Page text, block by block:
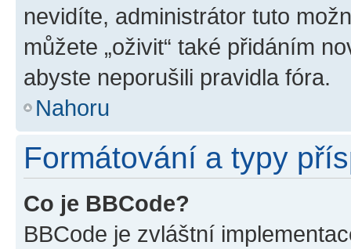
nevidíte, administrátor tuto
můžete „oživit“ také přidáním
abyste neporušili pravidla fóra.
Nahoru
Formátování a typy
Co je BBCode?
BBCode je zvláštní